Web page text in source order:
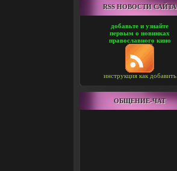
RSS НОВОСТИ САЙТА
добавьте и узнайте
первым о новинках
православного кино
инструкция как добавить
ОБЩЕНИЕ-ЧАТ